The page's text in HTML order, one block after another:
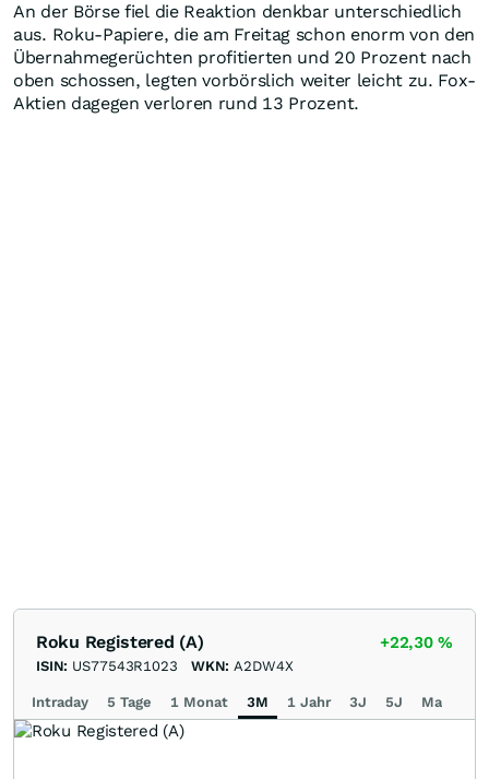
An der Börse fiel die Reaktion denkbar unterschiedlich
aus. Roku-Papiere, die am Freitag schon enorm von den
Übernahmegerüchten profitierten und 20 Prozent nach
oben schossen, legten vorbörslich weiter leicht zu. Fox-
Aktien dagegen verloren rund 13 Prozent.
Roku Registered (A) +22,30%
ISIN: US77543R1023 WKN: A2DW4X
Intraday 5 Tage 1 Monat 3M 1 Jahr 3J 5J Max